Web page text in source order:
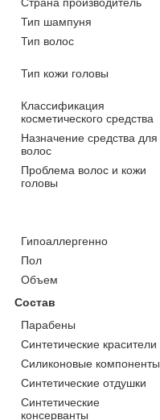
Тип шампуня
Тип волос
Тип кожи головы
Классификация
косметического средства
Назначение средства для
волос
Проблема волос и кожи
головы
Гипоаллергенно
Пол
Объем
Состав
Парабены
Синтетические красители
Силиконовые компоненты
Синтетические отдушки
Синтетические
консерванты